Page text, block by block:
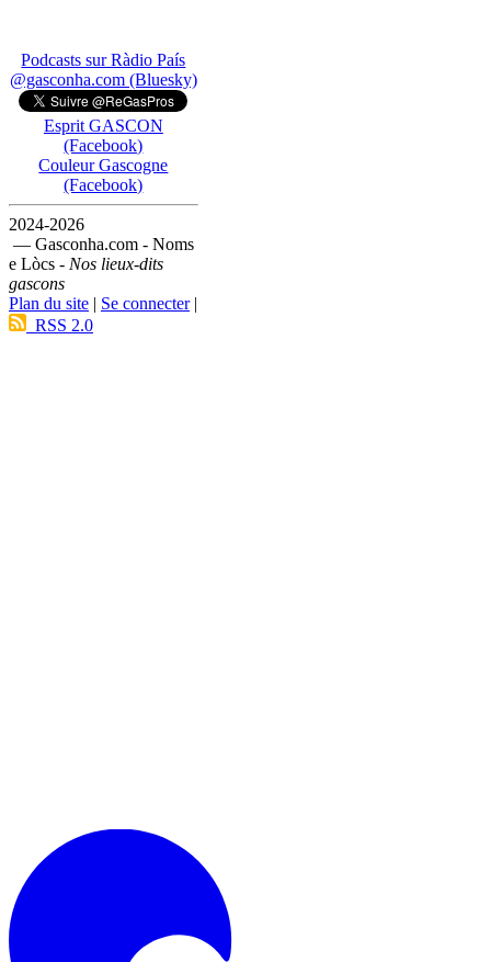
Podcasts sur Ràdio País
@gasconha.com (Bluesky)
Esprit GASCON
(Facebook)
Couleur Gascogne
(Facebook)
2024-2026
— Gasconha.com - Noms
e Lòcs - Nos lieux-dits
gascons
Plan du site | Se connecter|
RSS 2.0